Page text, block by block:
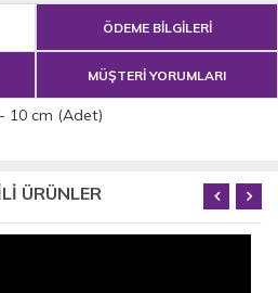
ÖDEME BİLGİLERİ
MÜŞTERİ YORUMLARI
- 10 cm (Adet)
ÜRÜNLER